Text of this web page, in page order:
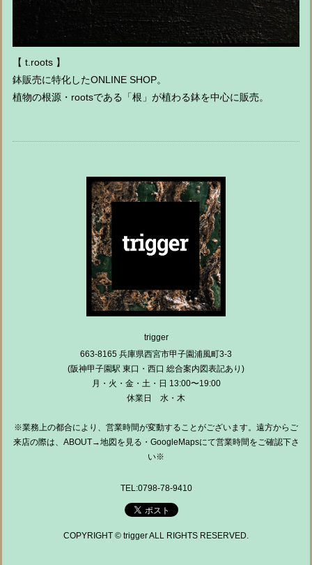
【 t.roots 】
鉢販売に特化したONLINE SHOP。
植物の根源・rootsである「根」が植わる鉢を中心に販売。
trigger
663-8165 兵庫県西宮市甲子園浦風町3-3
(阪神甲子園駅 東口・西口 総合案内図表記あり)
月・火・金・土・日 13:00〜19:00
休業日 水・木
※業務上の都合により、営業時間が変動することがございます。遠方からご
来店の際は、ABOUT→地図を見る・GoogleMapsにて営業時間をご確認下さ
い※
TEL:0798-78-9410
COPYRIGHT © trigger ALL RIGHTS RESERVED.